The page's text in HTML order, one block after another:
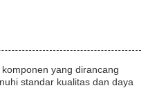
yang dirancang
standar kualitas dan daya